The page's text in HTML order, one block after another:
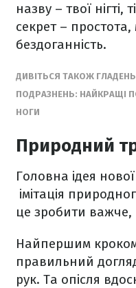
назву – твої
секрет – простота,
бездоганність.
ДИВІТЬСЯ ТАКОЖ
ПОДРАЗНЕНЬ: НАЙКРАЩІ
НОГИ
Природний
Головна ідея
імітація
це зробити важче,
Найпершим
правильний
рук. Та опісля